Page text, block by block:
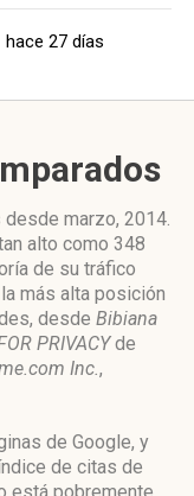
hace 27 días
marzo, 2014.
alto como 348
de su tráfico
más alta posición
desde Bibiana
PRIVACYde
Inc.,
de Google, y
de citas de